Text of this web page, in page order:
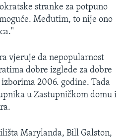
stranke za potpuno
Međutim, to nije ono
vjeruje da nepopularnost
dobre izglede za dobre
2006. godine. Tada
u Zastupničkom domu i
Marylanda, Bill Galston,